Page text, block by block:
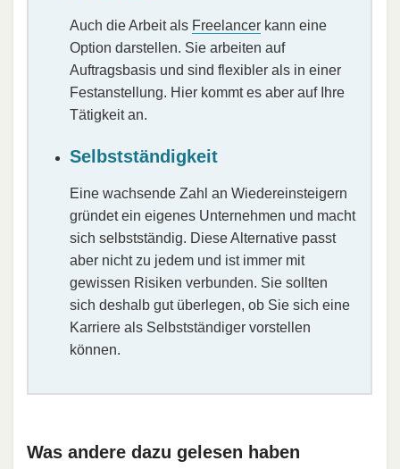
Auch die Arbeit als Freelancer kann eine
Option darstellen. Sie arbeiten auf
Auftragsbasis und sind flexibler als in einer
Festanstellung. Hier kommt es aber auf Ihre
Tätigkeit an.
Selbstständigkeit
Eine wachsende Zahl an Wiedereinsteigern
gründet ein eigenes Unternehmen und macht
sich selbstständig. Diese Alternative passt
aber nicht zu jedem und ist immer mit
gewissen Risiken verbunden. Sie sollten
sich deshalb gut überlegen, ob Sie sich eine
Karriere als Selbstständiger vorstellen
können.
Was andere dazu gelesen haben